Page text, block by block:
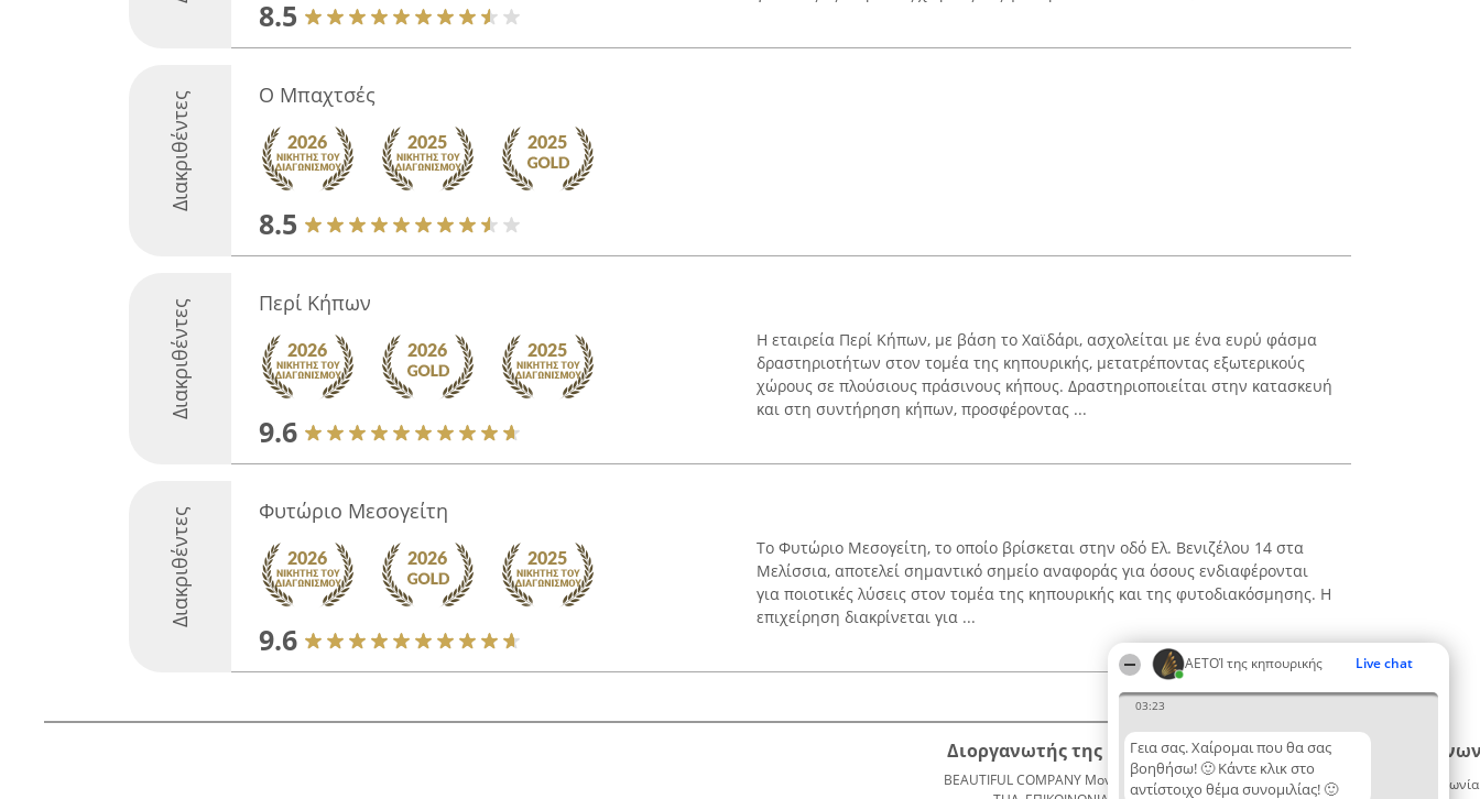
ΑΕΤΟΊ της κηπουρικής Live chat
03:23
Γεια σας. Χαίρομαι που θα σας
βοηθήσω! 🙂 Κάντε κλικ στο
αντίστοιχο θέμα συνομιλίας! 🙂
8.5
Διακριθέντες Ο Μπαχτσές
8.5
Διακριθέντες Περί Κήπων
9.6
Η εταιρεία Περί Κήπων, με βάση το Χαϊδάρι, ασχολείται με ένα ευρύ φάσμα
δραστηριοτήτων στον τομέα της κηπουρικής, μετατρέποντας εξωτερικούς
χώρους σε πλούσιους πράσινους κήπους. Δραστηριοποιείται στην κατασκευή
και στη συντήρηση κήπων, προσφέροντας ...
Διακριθέντες Φυτώριο Μεσογείτη
9.6
Το Φυτώριο Μεσογείτη, το οποίο βρίσκεται στην οδό Ελ. Βενιζέλου 14 στα
Μελίσσια, αποτελεί σημαντικό σημείο αναφοράς για όσους ενδιαφέρονται
για ποιοτικές λύσεις στον τομέα της κηπουρικής και της φυτοδιακόσμησης. Η
επιχείρηση διακρίνεται για ...
Διοργανωτής της κατάταξης
BEAUTIFUL COMPANY Μονοπρόσωπη ΙΚΕ
Κατάταξη
Διακριθέντες
Επικοινωνία